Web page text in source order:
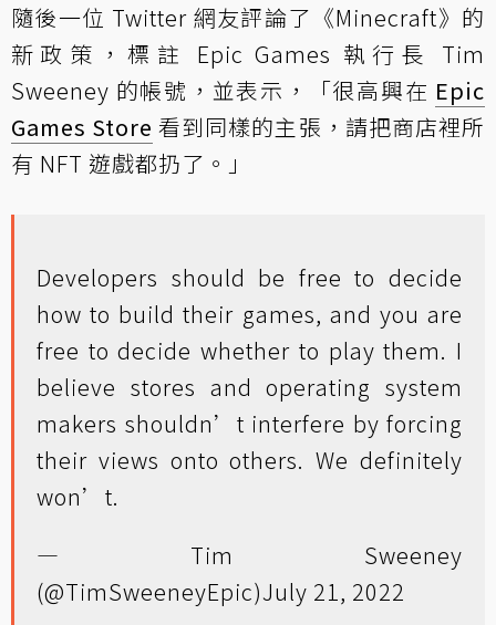
隨後一位 Twitter 網友評論了《Minecraft》的
新政策，標註 Epic Games 執行長 Tim
Sweeney 的帳號，並表示，「很高興在 Epic
Games Store 看到同樣的主張，請把商店裡所
有 NFT 遊戲都扔了。」
Developers should be free to decide
how to build their games, and you are
free to decide whether to play them. I
believe stores and operating system
makers shouldn’t interfere by forcing
their views onto others. We definitely
won’t.
— Tim Sweeney
(@TimSweeneyEpic)July 21, 2022